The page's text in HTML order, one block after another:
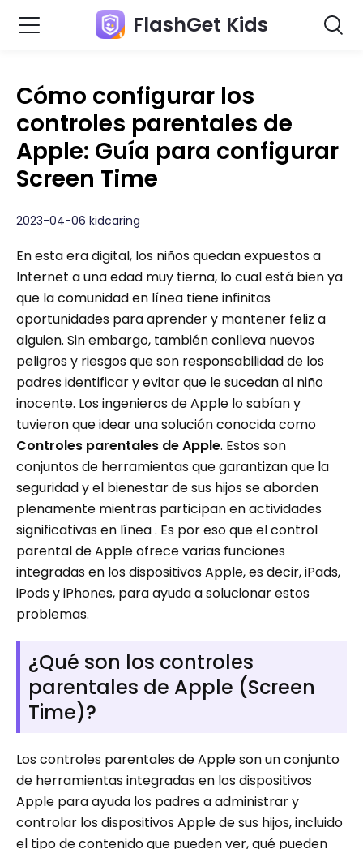
FlashGet Kids
Cómo configurar los
controles parentales de
Apple: Guía para configurar
Screen Time
2023-04-06 kidcaring
En esta era digital, los niños quedan expuestos a
Internet a una edad muy tierna, lo cual está bien ya
que la comunidad en línea tiene infinitas
oportunidades para aprender y mantener feliz a
alguien. Sin embargo, también conlleva nuevos
peligros y riesgos que son responsabilidad de los
padres identificar y evitar que le sucedan al niño
inocente. Los ingenieros de Apple lo sabían y
tuvieron que idear una solución conocida como
Controles parentales de Apple. Estos son
conjuntos de herramientas que garantizan que la
seguridad y el bienestar de sus hijos se aborden
plenamente mientras participan en actividades
significativas en línea . Es por eso que el control
parental de Apple ofrece varias funciones
integradas en los dispositivos Apple, es decir, iPads,
iPods y iPhones, para ayuda a solucionar estos
problemas.
¿Qué son los controles
parentales de Apple (Screen
Time)?
Los controles parentales de Apple son un conjunto
de herramientas integradas en los dispositivos
Apple para ayuda los padres a administrar y
controlar los dispositivos Apple de sus hijos, incluido
el tipo de contenido que pueden ver, qué pueden